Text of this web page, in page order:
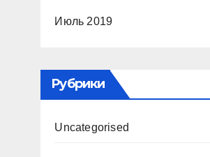
Июль 2019
Рубрики
Uncategorised